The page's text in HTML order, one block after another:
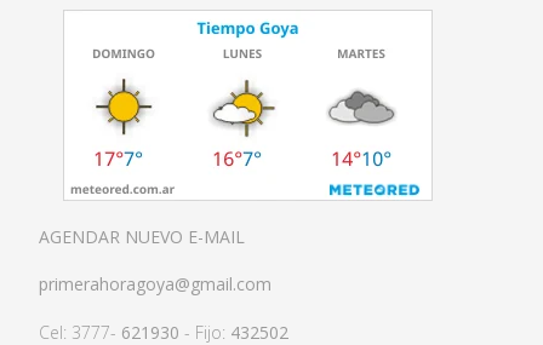
AGENDAR NUEVO E-MAIL
primerahoragoya@gmail.com
Cel: 3777- 621930 - Fijo: 432502